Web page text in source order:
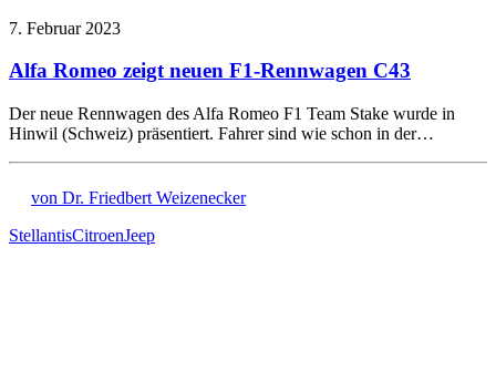
7. Februar 2023
Alfa Romeo zeigt neuen F1-Rennwagen C43
Der neue Rennwagen des Alfa Romeo F1 Team Stake wurde in
Hinwil (Schweiz) präsentiert. Fahrer sind wie schon in der…
von Dr. Friedbert Weizenecker
StellantisCitroenJeep